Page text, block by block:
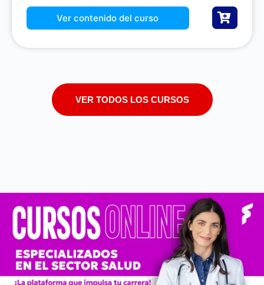
Ver contenido del curso
VER TODOS LOS CURSOS